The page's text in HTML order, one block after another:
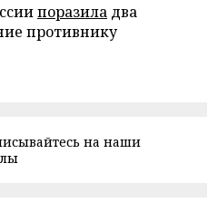
поразила два
противнику
на наши